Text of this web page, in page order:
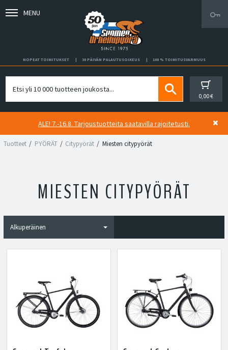
MENU
NOPEAT TOIMITUKSET 30 PÄIVÄN PALAUTUSOIKEUS 100 % TOIMITUSVARMUUS
0,00 €
ALE! 7.-16.8. Tarjoustuotteita saatavilla rajoitetusti.
Tuotteet PYÖRÄT Citypyörät Miesten citypyörät
MIESTEN CITYPYÖRÄT